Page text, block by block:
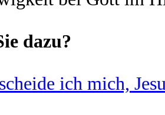
dazu?
ich mich,